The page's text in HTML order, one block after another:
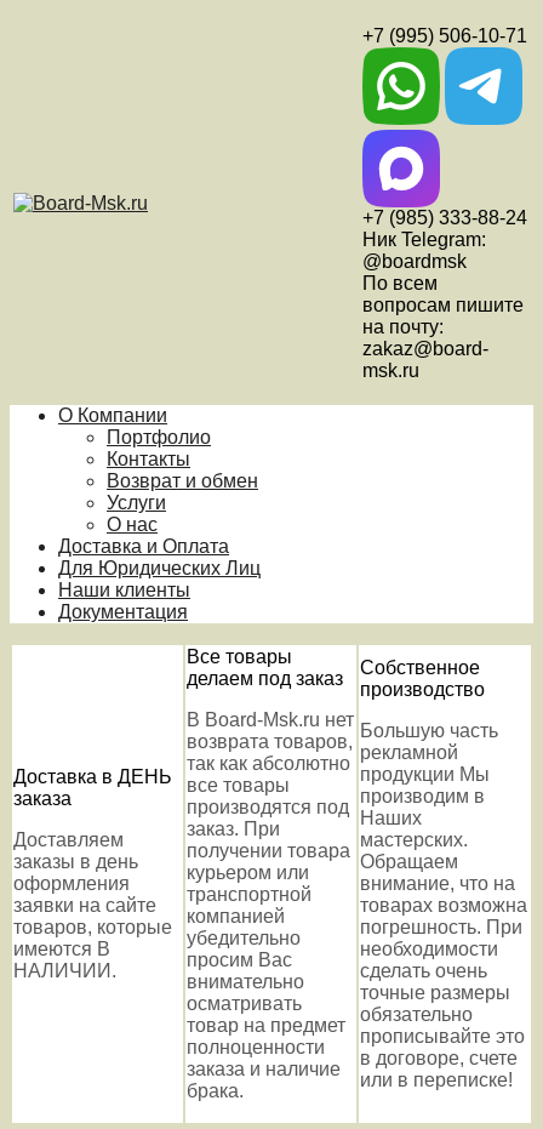
+7 (995) 506-10-71
+7 (985) 333-88-24
Ник Telegram:
@boardmsk
По всем
вопросам пишите
на почту:
zakaz@board-
msk.ru
О Компании
Портфолио
Контакты
Возврат и обмен
Услуги
О нас
Доставка и Оплата
Для Юридических Лиц
Наши клиенты
Документация
Доставка в ДЕНЬ
заказа
Доставляем
заказы в день
оформления
заявки на сайте
товаров, которые
имеются В
НАЛИЧИИ.
Все товары
делаем под заказ
В Board-Msk.ru нет
возврата товаров,
так как абсолютно
все товары
производятся под
заказ. При
получении товара
курьером или
транспортной
компанией
убедительно
просим Вас
внимательно
осматривать
товар на предмет
полноценности
заказа и наличие
брака.
Собственное
производство
Большую часть
рекламной
продукции Мы
производим в
Наших
мастерских.
Обращаем
внимание, что на
товарах возможна
погрешность. При
необходимости
сделать очень
точные размеры
обязательно
прописывайте это
в договоре, счете
или в переписке!